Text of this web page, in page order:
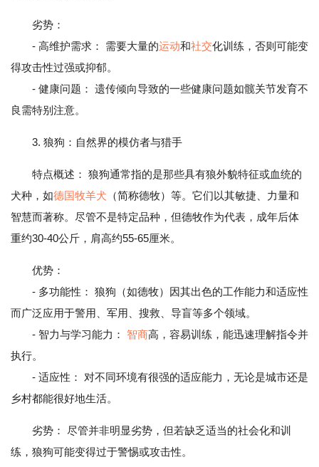
劣势：
- 高维护需求： 需要大量的运动和社交化训练，否则可能变
得攻击性过强或抑郁。
- 健康问题： 遗传倾向导致的一些健康问题如髋关节发育不
良需特别注意。
3. 狼狗：自然界的模仿者与猎手
特点概述： 狼狗通常指的是那些具有狼外貌特征或血统的
犬种，如德国牧羊犬 （简称德牧）等。它们以其敏捷、力量和
智慧而著称。尽管不是特定品种，但德牧作为代表，成年后体
重约30-40公斤，肩高约55-65厘米。
优势：
- 多功能性： 狼狗（如德牧）因其出色的工作能力和适应性
而广泛应用于警用、军用、搜救、导盲等多个领域。
- 智力与学习能力： 智商高，容易训练，能迅速理解指令并
执行。
- 适应性： 对不同环境有很强的适应能力，无论是城市还是
乡村都能很好地生活。
劣势： 尽管并非明显劣势，但若缺乏适当的社会化和训
练，狼狗可能变得过于警惕或攻击性。